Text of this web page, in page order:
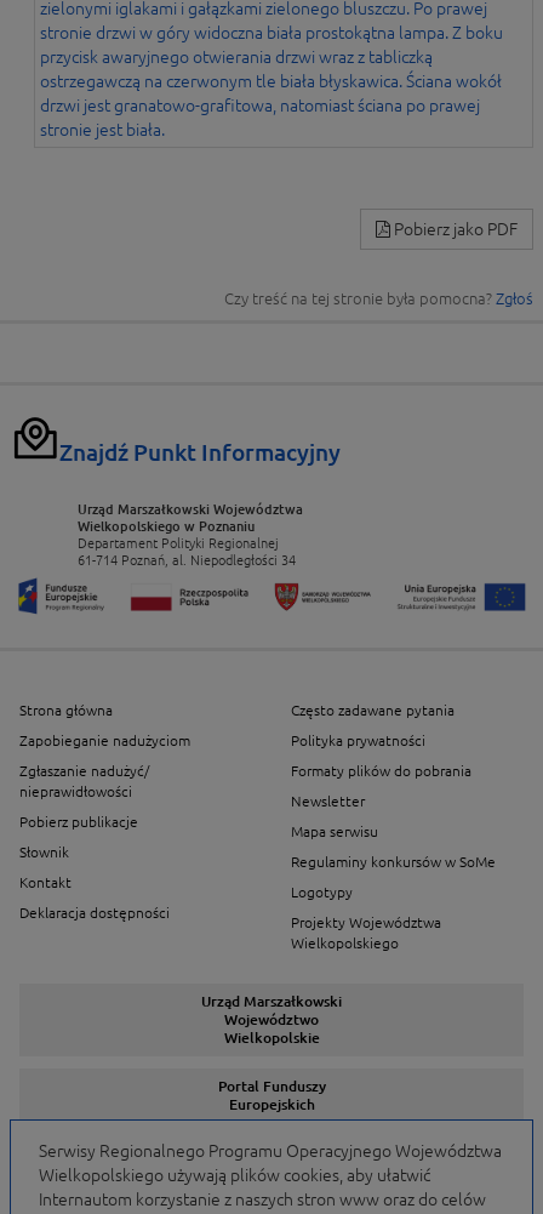
Pobierz jako PDF
Czy treść na tej stronie była pomocna? Zgłoś
Znajdź Punkt Informacyjny
Urząd Marszałkowski Województwa
Wielkopolskiego w Poznaniu
Departament Polityki Regionalnej
61-714 Poznań, al. Niepodległości 34
Strona główna
Zapobieganie nadużyciom
Zgłaszanie nadużyć/
nieprawidłowości
Pobierz publikacje
Słownik
Kontakt
Deklaracja dostępności
Często zadawane pytania
Polityka prywatności
Formaty plików do pobrania
Newsletter
Mapa serwisu
Regulaminy konkursów w SoMe
Logotypy
Projekty Województwa
Wielkopolskiego
Urząd Marszałkowski
Województwo
Wielkopolskie
Portal Funduszy
Europejskich
Serwisy Programów
Serwisy Regionalnego Programu Operacyjnego Województwa
Wielkopolskiego używają plików cookies, aby ułatwić
Internautom korzystanie z naszych stron www oraz do celów